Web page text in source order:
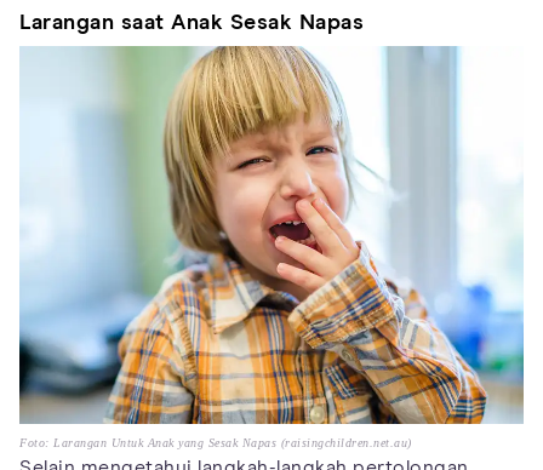
Larangan saat Anak Sesak Napas
Foto: Larangan Untuk Anak yang Sesak Napas (raisingchildren.net.au)